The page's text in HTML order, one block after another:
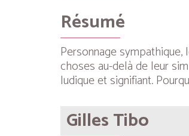
Résumé
Personnage
choses au-delà de leur
ludique et signifiant.
Gilles Tibo